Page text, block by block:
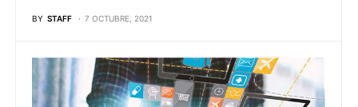
BY STAFF 7 OCTUBRE, 2021